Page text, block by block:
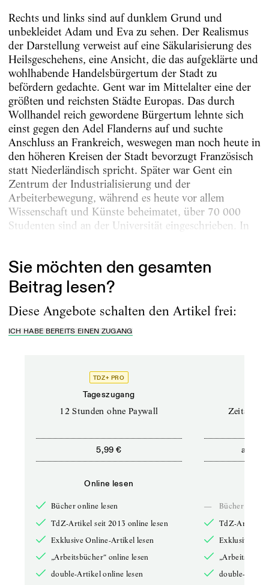
Rechts und links sind auf dunklem Grund und
unbekleidet Adam und Eva zu sehen. Der Realismus
der Darstellung verweist auf eine Säkularisierung des
Heilsgeschehens, eine Ansicht, die das aufgeklärte und
wohlhabende Handelsbürgertum der Stadt zu
befördern gedachte. Gent war im Mittelalter eine der
größten und reichsten Städte Europas. Das durch
Wollhandel reich gewordene Bürgertum lehnte sich
einst gegen den Adel Flanderns auf und suchte
Anschluss an Frankreich, weswegen man noch heute in
den höheren Kreisen der Stadt bevorzugt Französisch
statt Niederländisch spricht. Später war Gent ein
Zentrum der Industrialisierung und der
Arbeiterbewegung, während es heute vor allem
Wissenschaft und Künste beheimatet, über 70 000
Studenten sind an der Universität eingeschrieben. In
Sie möchten den gesamten
Beitrag lesen?
Diese Angebote schalten den Artikel frei:
ICH HABE BEREITS EINEN ZUGANG
TDZ+ PRO
Tageszugang
12 Stunden ohne Paywall
5,99 €
Online lesen
Bücher online lesen
TdZ-Artikel seit 2013 online lesen
Exklusive Online-Artikel lesen
„Arbeitsbücher“ online lesen
double-Artikel online lesen
ab
—
Bücher online
TdZ-Artikel
Exklusive
double-